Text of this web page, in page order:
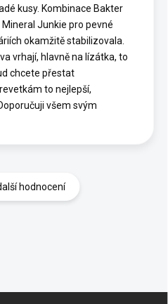
kusy. Kombinace Bakter
Junkie pro pevné
okamžitě stabilizovala.
vrhají, hlavně na lízátka, to
chcete přestat
to nejlepší,
všem svým
hodnocení